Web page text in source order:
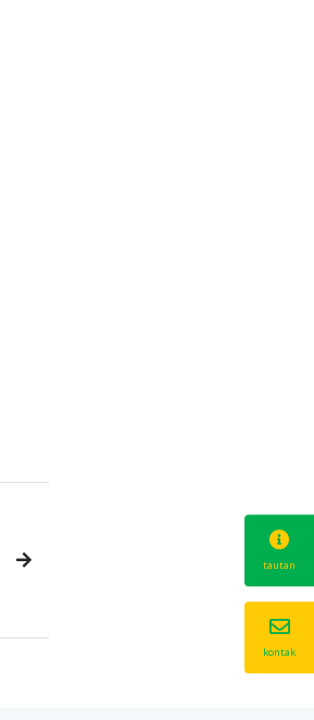
tautan
kontak